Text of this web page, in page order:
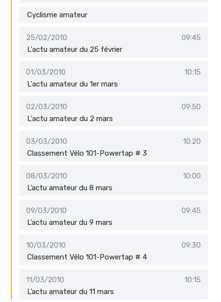
Cyclisme amateur
25/02/2010
09:45
L'actu amateur du 25 février
01/03/2010
10:15
L'actu amateur du 1er mars
02/03/2010
09:50
L'actu amateur du 2 mars
03/03/2010
10:20
Classement Vélo 101-Powertap # 3
08/03/2010
10:00
L’actu amateur du 8 mars
09/03/2010
09:45
L’actu amateur du 9 mars
10/03/2010
09:30
Classement Vélo 101-Powertap # 4
11/03/2010
10:15
L’actu amateur du 11 mars